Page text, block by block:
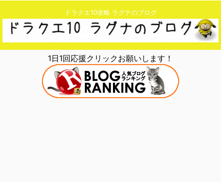
ドラクエ10攻略 ラグナのブログ
1日1回応援クリックお願いします！